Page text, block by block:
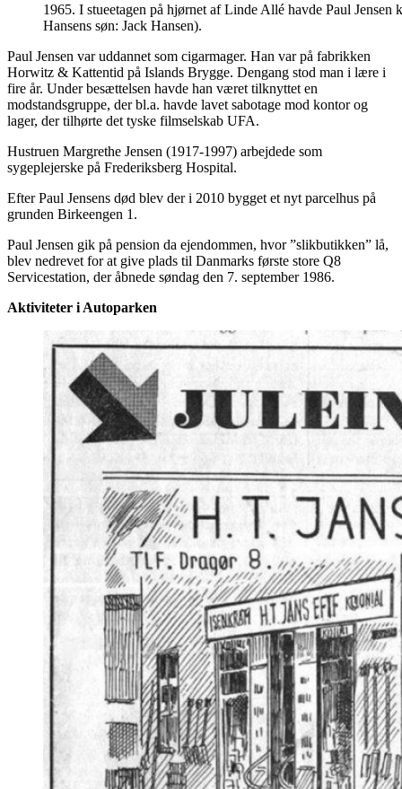
1965. I stueetagen på hjørnet af Linde Allé havde Paul
Hansens søn: Jack Hansen).
Paul Jensen var uddannet som cigarmager. Han var på fabrikken
Horwitz & Kattentid på Islands Brygge. Dengang stod man i lære i
fire år. Under besættelsen havde han været tilknyttet en
modstandsgruppe, der bl.a. havde lavet sabotage mod kontor og
lager, der tilhørte det tyske filmselskab UFA.
Hustruen Margrethe Jensen (1917-1997) arbejdede som
sygeplejerske på Frederiksberg Hospital.
Efter Paul Jensens død blev der i 2010 bygget et nyt parcelhus på
grunden Birkeengen 1.
Paul Jensen gik på pension da ejendommen, hvor ”slikbutikken” lå,
blev nedrevet for at give plads til Danmarks første store Q8
Servicestation, der åbnede søndag den 7. september 1986.
Aktiviteter i Autoparken